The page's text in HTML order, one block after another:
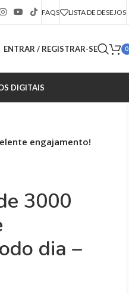
FAQS LISTA DE DESEJOS
ENTRAR / REGISTRAR-SE 0
DIGITAIS
engajamento!
3000
dia –